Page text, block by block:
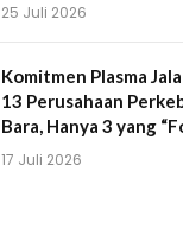
25 Juli 2026
Komitmen Plasma
13 Perusahaan
Bara, Hanya 3 yang
17 Juli 2026